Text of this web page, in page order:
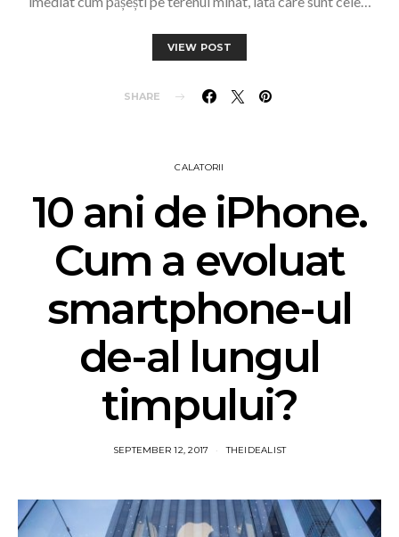
VIEW POST
SHARE
CALATORII
10 ani de iPhone.
Cum a evoluat
smartphone-ul
de-al lungul
timpului?
SEPTEMBER 12, 2017 THEIDEALIST